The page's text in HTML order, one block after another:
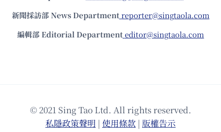
新聞採訪部 News Department reporter@singtaola.com
編輯部 Editorial Department editor@singtaola.com
© 2021 Sing Tao Ltd. All rights reserved.
私隱政策聲明 | 使⽤條款 | 版權告⽰